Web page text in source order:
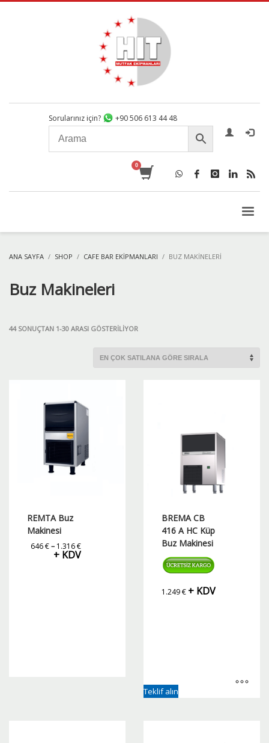
Sorularınız için? +90 506 613 44 48
ANA SAYFA SHOP CAFE BAR EKIPMANLARI BUZ MAKINELERI
Buz Makineleri
44 SONUÇTAN 1-30 ARASI GÖSTERILIYORPOPÜLERLIĞE
SIRALANDI
REMTA Buz
Makinesi
646€– 1.316€Fiyat
aralığı:
+ KDV
BREMA CB
416 A HC Küp
Buz Makinesi
1.249€ + KDV
Teklif alın